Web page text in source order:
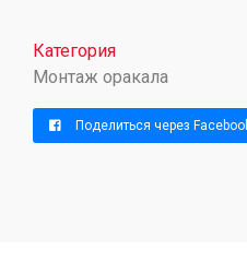
Категория
Монтаж оракала
Поделиться через